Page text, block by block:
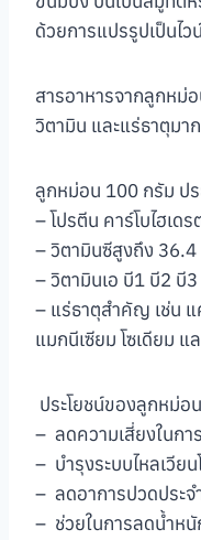
ด้วยการแปรรูปเป็นไว
สารอาหารจากลูกหม่
วิตามิน และแร่ธาตุมา
ลูกหม่อน 100 กรัม ป
– โปรตีน คาร์โบไฮเดร
– วิตามินซีสูงถึง
– วิตามินเอ บี1 บี2 บี
– แร่ธาตุสำคัญ เช่น แ
แมกนีเซียม โซเดียม แ
ประโยชน์ของลูกหม่อน
– ลดความเสี่ยงในการ
– บำรุงระบบไหลเวียน
– ลดอาการปวดประจ
– ช่วยในการลดน้ำหนั